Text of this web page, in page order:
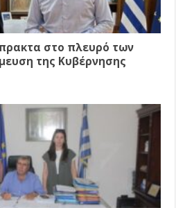
στο πλευρό των
της Κυβέρνησης